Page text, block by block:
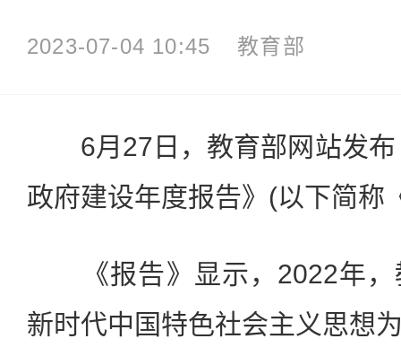
2023-07-04 10:45 教育部
6月27日，教育部网站发布
政府建设年度报告》(以下简称
《报告》显示，2022年，
新时代中国特色社会主义思想